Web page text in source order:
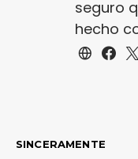
seguro
hecho
SINCERAMENTE